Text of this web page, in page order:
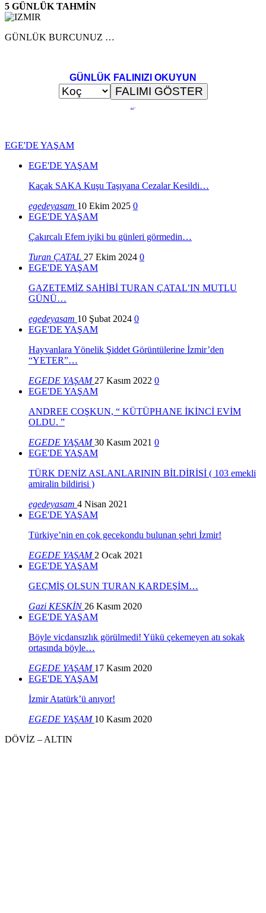
5 GÜNLÜK TAHMİN
GÜNLÜK BURCUNUZ …
GÜNLÜK FALINIZI OKUYUN
EGE'DE YAŞAM
EGE'DE YAŞAM
Kaçak SAKA Kuşu Taşıyana Cezalar Kesildi…
egedeyasam 10 Ekim 2025 0
EGE'DE YAŞAM
Çakırcalı Efem iyiki bu günleri görmedin…
Turan ÇATAL 27 Ekim 2024 0
EGE'DE YAŞAM
GAZETEMİZ SAHİBİ TURAN ÇATAL’IN MUTLU
GÜNÜ…
egedeyasam 10 Şubat 2024 0
EGE'DE YAŞAM
Hayvanlara Yönelik Şiddet Görüntülerine İzmir’den
“YETER”…
EGEDE YAŞAM 27 Kasım 2022 0
EGE'DE YAŞAM
ANDREE COŞKUN, “ KÜTÜPHANE İKİNCİ EVİM
OLDU. ”
EGEDE YAŞAM30 Kasım 2021 0
EGE'DE YAŞAM
TÜRK DENİZ ASLANLARININ BİLDİRİSİ ( 103 emekli
amiralin bildirisi )
egedeyasam 4 Nisan 2021
EGE'DE YAŞAM
Türkiye’nin en çok gecekondu bulunan şehri İzmir!
EGEDE YAŞAM 2 Ocak 2021
EGE'DE YAŞAM
GEÇMİŞ OLSUN TURAN KARDEŞİM…
Gazi KESKİN 26 Kasım 2020
EGE'DE YAŞAM
Böyle vicdansızlık görülmedi! Yükü çekemeyen atı sokak
ortasında böyle…
EGEDE YAŞAM 17 Kasım 2020
EGE'DE YAŞAM
İzmir Atatürk’ü anıyor!
EGEDE YAŞAM 10 Kasım 2020
DÖVİZ – ALTIN